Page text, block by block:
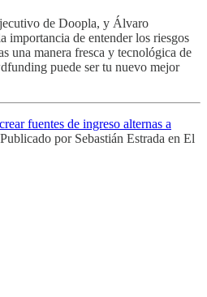
de Doopla, y Álvaro
importancia de entender los riesgos
una manera fresca y tecnológica de
puede ser tu nuevo mejor
fuentes de ingreso alternas a
por Sebastián Estrada en El